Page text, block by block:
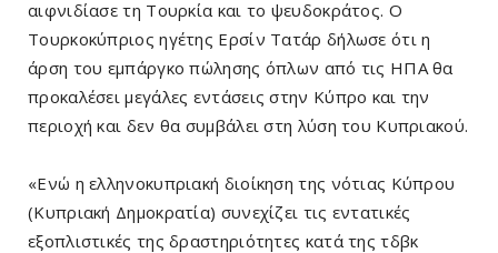
αιφνιδίασε τη Τουρκία και το ψευδοκράτος. Ο
Τουρκοκύπριος ηγέτης Ερσίν Τατάρ δήλωσε ότι η
άρση του εμπάργκο πώλησης όπλων από τις ΗΠΑ θα
προκαλέσει μεγάλες εντάσεις στην Κύπρο και την
περιοχή και δεν θα συμβάλει στη λύση του Κυπριακού.
«Ενώ η ελληνοκυπριακή διοίκηση της νότιας Κύπρου
(Κυπριακή Δημοκρατία) συνεχίζει τις εντατικές
εξοπλιστικές της δραστηριότητες κατά της τδβκ